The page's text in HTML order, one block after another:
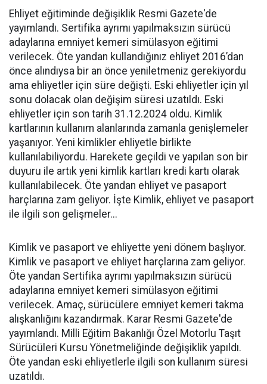
Ehliyet eğitiminde değişiklik Resmi Gazete'de
yayımlandı. Sertifika ayrımı yapılmaksızın sürücü
adaylarına emniyet kemeri simülasyon eğitimi
verilecek. Öte yandan kullandığınız ehliyet 2016’dan
önce alındıysa bir an önce yeniletmeniz gerekiyordu
ama ehliyetler için süre değişti. Eski ehliyetler için yıl
sonu dolacak olan değişim süresi uzatıldı. Eski
ehliyetler için son tarih 31.12.2024 oldu. Kimlik
kartlarının kullanım alanlarında zamanla genişlemeler
yaşanıyor. Yeni kimlikler ehliyetle birlikte
kullanılabiliyordu. Harekete geçildi ve yapılan son bir
duyuru ile artık yeni kimlik kartları kredi kartı olarak
kullanılabilecek. Öte yandan ehliyet ve pasaport
harçlarına zam geliyor. İşte Kimlik, ehliyet ve pasaport
ile ilgili son gelişmeler...
Kimlik ve pasaport ve ehliyette yeni dönem başlıyor.
Kimlik ve pasaport ve ehliyet harçlarına zam geliyor.
Öte yandan Sertifika ayrımı yapılmaksızın sürücü
adaylarına emniyet kemeri simülasyon eğitimi
verilecek. Amaç, sürücülere emniyet kemeri takma
alışkanlığını kazandırmak. Karar Resmi Gazete'de
yayımlandı. Milli Eğitim Bakanlığı Özel Motorlu Taşıt
Sürücüleri Kursu Yönetmeliğinde değişiklik yapıldı.
Öte yandan eski ehliyetlerle ilgili son kullanım süresi
uzatıldı.